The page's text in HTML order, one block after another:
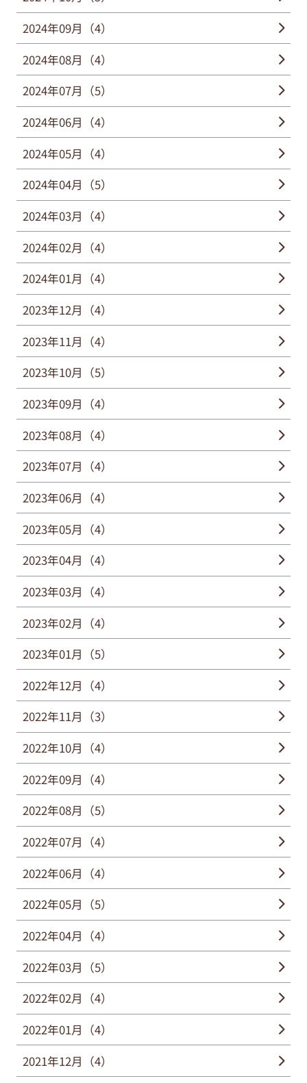
2024年09月（4）
2024年08月（4）
2024年07月（5）
2024年06月（4）
2024年05月（4）
2024年04月（5）
2024年03月（4）
2024年02月（4）
2024年01月（4）
2023年12月（4）
2023年11月（4）
2023年10月（5）
2023年09月（4）
2023年08月（4）
2023年07月（4）
2023年06月（4）
2023年05月（4）
2023年04月（4）
2023年03月（4）
2023年02月（4）
2023年01月（5）
2022年12月（4）
2022年11月（3）
2022年10月（4）
2022年09月（4）
2022年08月（5）
2022年07月（4）
2022年06月（4）
2022年05月（5）
2022年04月（4）
2022年03月（5）
2022年02月（4）
2022年01月（4）
2021年12月（4）